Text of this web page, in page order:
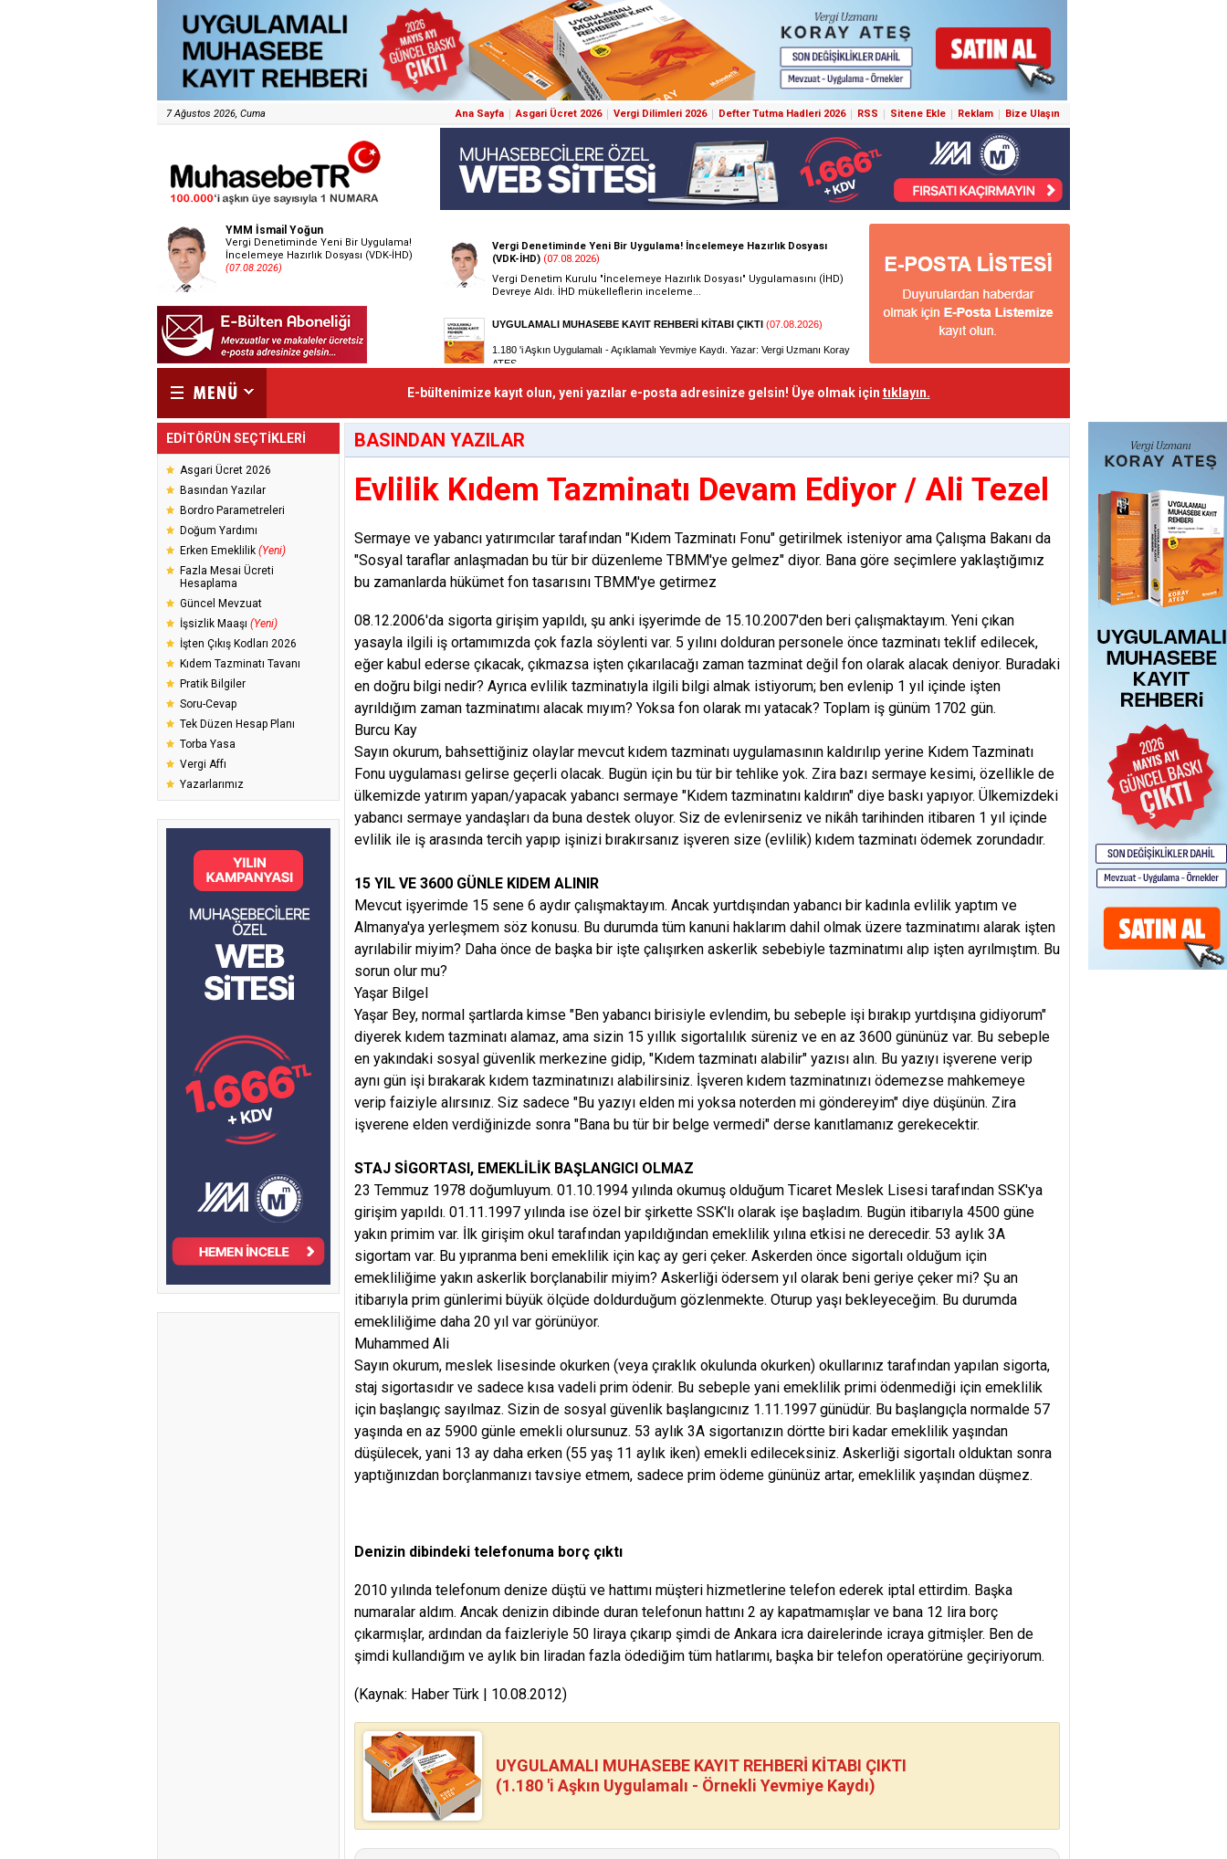
7 Ağustos 2026, Cuma Ana Sayfa Asgari Ücret 2026 Vergi Dilimleri 2026 Defter Tutma Hadleri 2026 RSS Sitene Ekle Reklam Bize Ulaşın
YMM İsmail Yoğun
Vergi Denetiminde Yeni Bir Uygulama!
İncelemeye Hazırlık Dosyası (VDK-İHD)
(07.08.2026)
E-bültenimize kayıt olun, yeni yazılar e-posta adresinize gelsin! Üye olmak için tıklayın.
EDİTÖRÜN SEÇTİKLERİ
Asgari Ücret 2026
Basından Yazılar
Bordro Parametreleri
Doğum Yardımı
Erken Emeklilik (Yeni)
Fazla Mesai Ücreti
Hesaplama
Güncel Mevzuat
İşsizlik Maaşı (Yeni)
İşten Çıkış Kodları 2026
Kıdem Tazminatı Tavanı
Pratik Bilgiler
Soru-Cevap
Tek Düzen Hesap Planı
Torba Yasa
Vergi Affı
Yazarlarımız
BASINDAN YAZILAR
Evlilik Kıdem Tazminatı Devam Ediyor / Ali Tezel
Sermaye ve yabancı yatırımcılar tarafından "Kıdem Tazminatı Fonu" getirilmek isteniyor ama Çalışma Bakanı da
"Sosyal taraflar anlaşmadan bu tür bir düzenleme TBMM'ye gelmez" diyor. Bana göre seçimlere yaklaştığımız
bu zamanlarda hükümet fon tasarısını TBMM'ye getirmez
08.12.2006'da sigorta girişim yapıldı, şu anki işyerimde de 15.10.2007'den beri çalışmaktayım. Yeni çıkan
yasayla ilgili iş ortamımızda çok fazla söylenti var. 5 yılını dolduran personele önce tazminatı teklif edilecek,
eğer kabul ederse çıkacak, çıkmazsa işten çıkarılacağı zaman tazminat değil fon olarak alacak deniyor. Buradaki
en doğru bilgi nedir? Ayrıca evlilik tazminatıyla ilgili bilgi almak istiyorum; ben evlenip 1 yıl içinde işten
ayrıldığım zaman tazminatımı alacak mıyım? Yoksa fon olarak mı yatacak? Toplam iş günüm 1702 gün.
Burcu Kay
Sayın okurum, bahsettiğiniz olaylar mevcut kıdem tazminatı uygulamasının kaldırılıp yerine Kıdem Tazminatı
Fonu uygulaması gelirse geçerli olacak. Bugün için bu tür bir tehlike yok. Zira bazı sermaye kesimi, özellikle de
ülkemizde yatırım yapan/yapacak yabancı sermaye "Kıdem tazminatını kaldırın" diye baskı yapıyor. Ülkemizdeki
yabancı sermaye yandaşları da buna destek oluyor. Siz de evlenirseniz ve nikâh tarihinden itibaren 1 yıl içinde
evlilik ile iş arasında tercih yapıp işinizi bırakırsanız işveren size (evlilik) kıdem tazminatı ödemek zorundadır.
15 YIL VE 3600 GÜNLE KIDEM ALINIR
Mevcut işyerimde 15 sene 6 aydır çalışmaktayım. Ancak yurtdışından yabancı bir kadınla evlilik yaptım ve
Almanya'ya yerleşmem söz konusu. Bu durumda tüm kanuni haklarım dahil olmak üzere tazminatımı alarak işten
ayrılabilir miyim? Daha önce de başka bir işte çalışırken askerlik sebebiyle tazminatımı alıp işten ayrılmıştım. Bu
sorun olur mu?
Yaşar Bilgel
Yaşar Bey, normal şartlarda kimse "Ben yabancı birisiyle evlendim, bu sebeple işi bırakıp yurtdışına gidiyorum"
diyerek kıdem tazminatı alamaz, ama sizin 15 yıllık sigortalılık süreniz ve en az 3600 gününüz var. Bu sebeple
en yakındaki sosyal güvenlik merkezine gidip, "Kıdem tazminatı alabilir" yazısı alın. Bu yazıyı işverene verip
aynı gün işi bırakarak kıdem tazminatınızı alabilirsiniz. İşveren kıdem tazminatınızı ödemezse mahkemeye
verip faiziyle alırsınız. Siz sadece "Bu yazıyı elden mi yoksa noterden mi göndereyim" diye düşünün. Zira
işverene elden verdiğinizde sonra "Bana bu tür bir belge vermedi" derse kanıtlamanız gerekecektir.
STAJ SİGORTASI, EMEKLİLİK BAŞLANGICI OLMAZ
23 Temmuz 1978 doğumluyum. 01.10.1994 yılında okumuş olduğum Ticaret Meslek Lisesi tarafından SSK'ya
girişim yapıldı. 01.11.1997 yılında ise özel bir şirkette SSK'lı olarak işe başladım. Bugün itibarıyla 4500 güne
yakın primim var. İlk girişim okul tarafından yapıldığından emeklilik yılına etkisi ne derecedir. 53 aylık 3A
sigortam var. Bu yıpranma beni emeklilik için kaç ay geri çeker. Askerden önce sigortalı olduğum için
emekliliğime yakın askerlik borçlanabilir miyim? Askerliği ödersem yıl olarak beni geriye çeker mi? Şu an
itibarıyla prim günlerimi büyük ölçüde doldurduğum gözlenmekte. Oturup yaşı bekleyeceğim. Bu durumda
emekliliğime daha 20 yıl var görünüyor.
Muhammed Ali
Sayın okurum, meslek lisesinde okurken (veya çıraklık okulunda okurken) okullarınız tarafından yapılan sigorta,
staj sigortasıdır ve sadece kısa vadeli prim ödenir. Bu sebeple yani emeklilik primi ödenmediği için emeklilik
için başlangıç sayılmaz. Sizin de sosyal güvenlik başlangıcınız 1.11.1997 günüdür. Bu başlangıçla normalde 57
yaşında en az 5900 günle emekli olursunuz. 53 aylık 3A sigortanızın dörtte biri kadar emeklilik yaşından
düşülecek, yani 13 ay daha erken (55 yaş 11 aylık iken) emekli edileceksiniz. Askerliği sigortalı olduktan sonra
yaptığınızdan borçlanmanızı tavsiye etmem, sadece prim ödeme gününüz artar, emeklilik yaşından düşmez.
Denizin dibindeki telefonuma borç çıktı
2010 yılında telefonum denize düştü ve hattımı müşteri hizmetlerine telefon ederek iptal ettirdim. Başka
numaralar aldım. Ancak denizin dibinde duran telefonun hattını 2 ay kapatmamışlar ve bana 12 lira borç
çıkarmışlar, ardından da faizleriyle 50 liraya çıkarıp şimdi de Ankara icra dairelerinde icraya gitmişler. Ben de
şimdi kullandığım ve aylık bin liradan fazla ödediğim tüm hatlarımı, başka bir telefon operatörüne geçiriyorum.
(Kaynak: Haber Türk | 10.08.2012)
UYGULAMALI MUHASEBE KAYIT REHBERİ KİTABI ÇIKTI
(1.180 'i Aşkın Uygulamalı - Örnekli Yevmiye Kaydı)